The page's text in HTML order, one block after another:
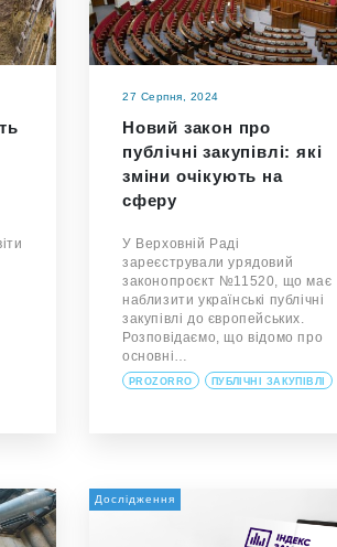
27 Серпня, 2024
Новий закон про
публічні закупівлі: які
зміни очікують на
сферу
У Верховній Раді
зареєстрували урядовий
законопроєкт №11520, що має
наблизити українські публічні
закупівлі до європейських.
Розповідаємо, що відомо про
основні…
PROZORRO ПУБЛІЧНІ ЗАКУПІВЛІ
Дослідження